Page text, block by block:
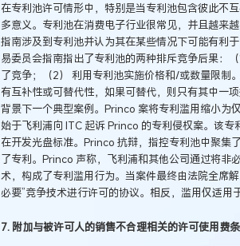
在专利池许可情形中，特别是当专利池包含彼此不
多意义。专利池在消费电子行业很常见，并且越来
指南涉及到专利池并认为其在某些情况下可能有利
易委员会指南指出了专利池的两种排斥竞争后果：
了竞争；（2） 利用专利池实施价格和/或数量限制
有互补性或可替代性，如果可替代，则只有其中一
背景下一个典型案例。Princo 案将专利滥用缩小为
始于飞利浦向 ITC 起诉 Princo 的专利侵权案。该
在开发光盘标准。Princo 抗辩，指控专利池中聚集
了专利。Princo 声称，飞利浦和其他公司通过将非
术，构成了专利滥用行为。当案件最终由法院全席
必要”竞争技术进行许可的协议。相反，滥用仅适用
7. 附加与被许可人的销售不合理相关的许可使用费